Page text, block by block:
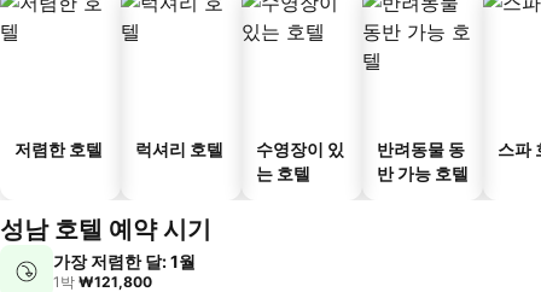
저렴한 호텔 럭셔리 호텔
수영장이 있
는 호텔
반려동물 동
반 가능 호텔
스파
성남 호텔 예약 시기
가장 저렴한 달: 1월
1박 ₩121,800